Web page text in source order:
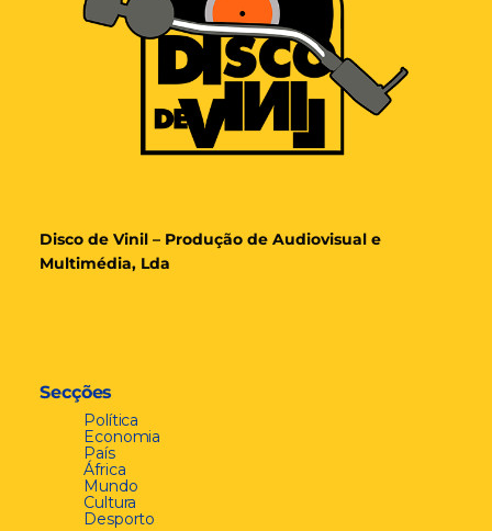
Disco de Vinil – Produção de Audiovisual e
Multimédia, Lda
Secções
Política
Economia
País
África
Mundo
Cultura
Desporto